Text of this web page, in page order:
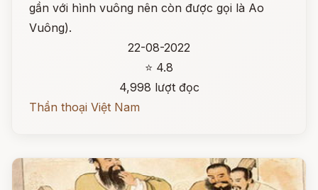
gần với hình vuông nên còn được gọi là Ao
Vuông).
22-08-2022
⭐ 4.8
4,998 lượt đọc
Thần thoại Việt Nam